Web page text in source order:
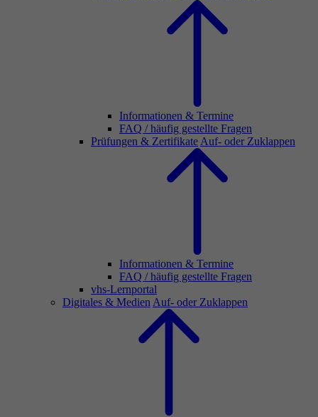
Informationen & Termine
FAQ / häufig gestellte Fragen
Prüfungen & Zertifikate Auf- oder Zuklappen
Informationen & Termine
FAQ / häufig gestellte Fragen
vhs-Lernportal
Digitales & Medien Auf- oder Zuklappen